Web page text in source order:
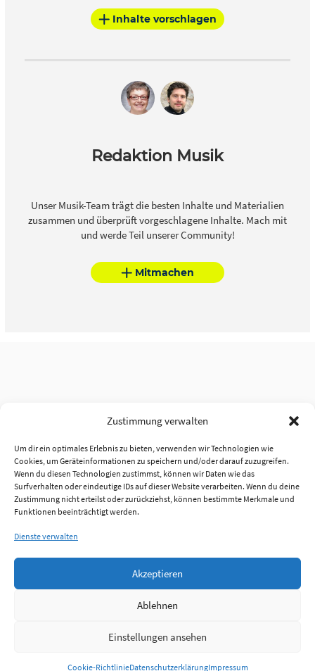
Zustimmung verwalten
Um dir ein optimales Erlebnis zu bieten, verwenden wir Technologien wie
Cookies, um Geräteinformationen zu speichern und/oder darauf zuzugreifen.
Wenn du diesen Technologien zustimmst, können wir Daten wie das
Surfverhalten oder eindeutige IDs auf dieser Website verarbeiten. Wenn du deine
Zustimmung nicht erteilst oder zurückziehst, können bestimmte Merkmale und
Funktionen beeinträchtigt werden.
Dienste verwalten
Akzeptieren
Ablehnen
Einstellungen ansehen
Cookie-RichtlinieDatenschutzerklärungImpressum
Inhalte vorschlagen
Redaktion Musik
Unser Musik-Team trägt die besten Inhalte und Materialien
zusammen und überprüft vorgeschlagene Inhalte. Mach mit
und werde Teil unserer Community!
Mitmachen
Anmelden